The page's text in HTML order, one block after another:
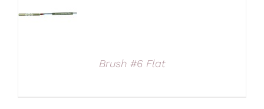
Brush #6 Flat